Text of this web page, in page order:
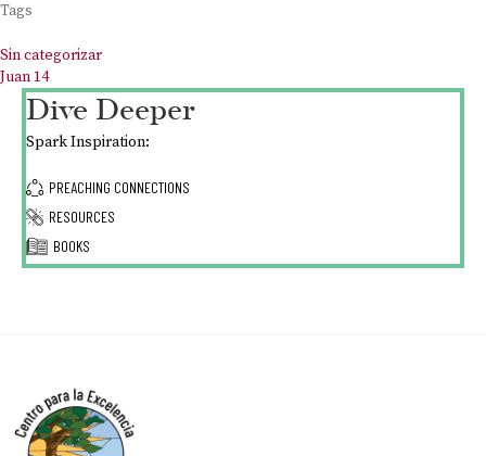
Tags
Sin categorizar
Juan 14
Dive Deeper
Spark Inspiration:
PREACHING CONNECTIONS
RESOURCES
BOOKS